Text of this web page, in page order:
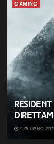
GAMING
9 GIUGNO